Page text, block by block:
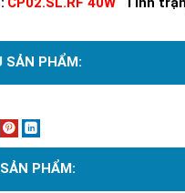
SẢN PHẨM:
Xem thêm
PHẨM: